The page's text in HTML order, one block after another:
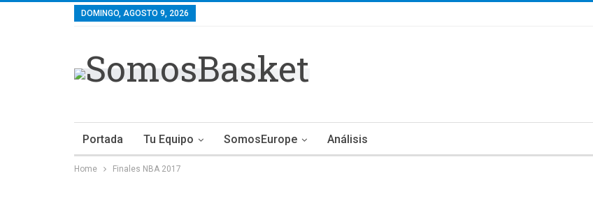
DOMINGO, AGOSTO 9, 2026
Portada Tu Equipo SomosEurope Análisis
Home Finales NBA 2017